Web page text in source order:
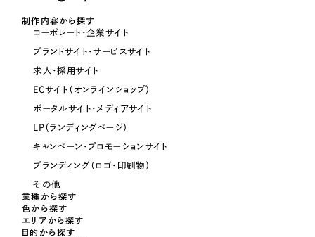
オレンジ・橙色
ピンク・桃色
制作内容から探す
コーポレート・企業サイト
ブランドサイト・サービスサイト
求人・採用サイト
ECサイト（オンラインショップ）
ポータルサイト・メディアサイト
LP（ランディングページ）
キャンペーン・プロモーションサイト
ブランディング（ロゴ・印刷物）
その他
業種から探す
色から探す
エリアから探す
目的から探す